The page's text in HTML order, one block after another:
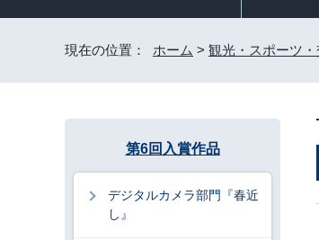
現在の位置： ホーム > 観光・スポーツ
第6回入賞作品
デジタルカメラ部門『春近
し』